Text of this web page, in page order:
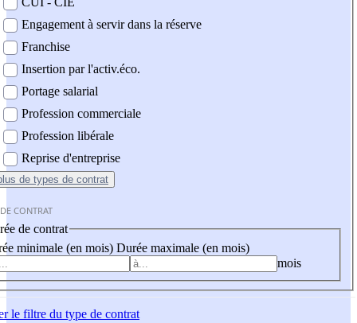
Engagement à servir dans la réserve
Franchise
Insertion par l'activ.éco.
Portage salarial
Profession commerciale
Profession libérale
Reprise d'entreprise
de types de contrat
CONTRAT
de contrat
minimale (en mois) Durée maximale (en mois)
mois
le filtre du type de contrat